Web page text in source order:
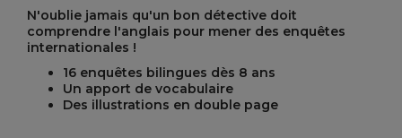
N'oublie jamais qu'un bon détective doit
comprendre l'anglais pour mener des enquêtes
internationales !
16 enquêtes bilingues dès 8 ans
Un apport de vocabulaire
Des illustrations en double page